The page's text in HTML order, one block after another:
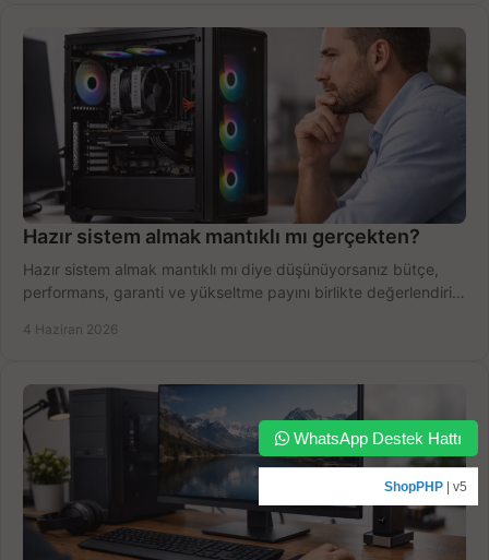
Hazır sistem almak mantıklı mı gerçekten?
Hazır sistem almak mantıklı mı diye düşünüyorsanız bütçe,
performans, garanti ve yükseltme payını birlikte değerlendirin,
4 Haziran 2026
WhatsApp Destek Hattı
ShopPHP | v5